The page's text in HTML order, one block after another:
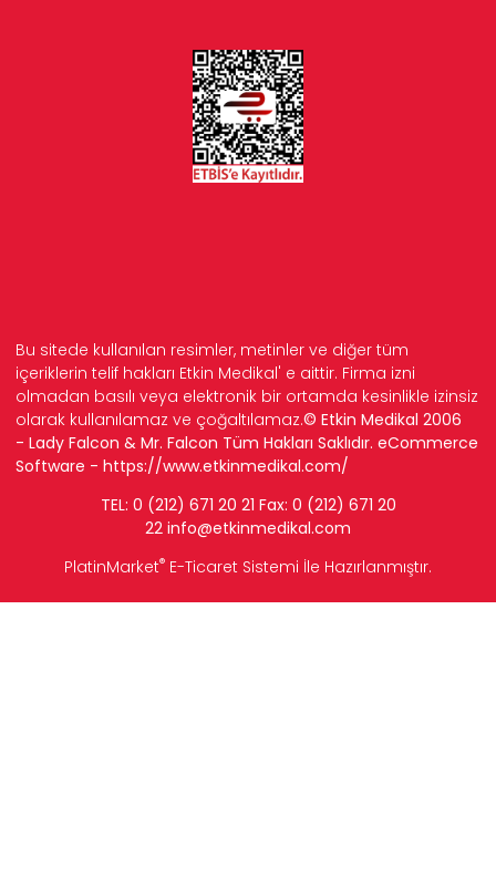
Bu sitede kullanılan resimler, metinler ve diğer tüm
içeriklerin telif hakları Etkin Medikal' e aittir. Firma izni
olmadan basılı veya elektronik bir ortamda kesinlikle izinsiz
olarak kullanılamaz ve çoğaltılamaz.© Etkin Medikal 2006
- Lady Falcon & Mr. Falcon Tüm Hakları Saklıdır. eCommerce
Software - https://www.etkinmedikal.com/
TEL: 0 (212) 671 20 21 Fax: 0 (212) 671 20
22 info@etkinmedikal.com
PlatinMarket® E-Ticaret Sistemi İle Hazırlanmıştır.